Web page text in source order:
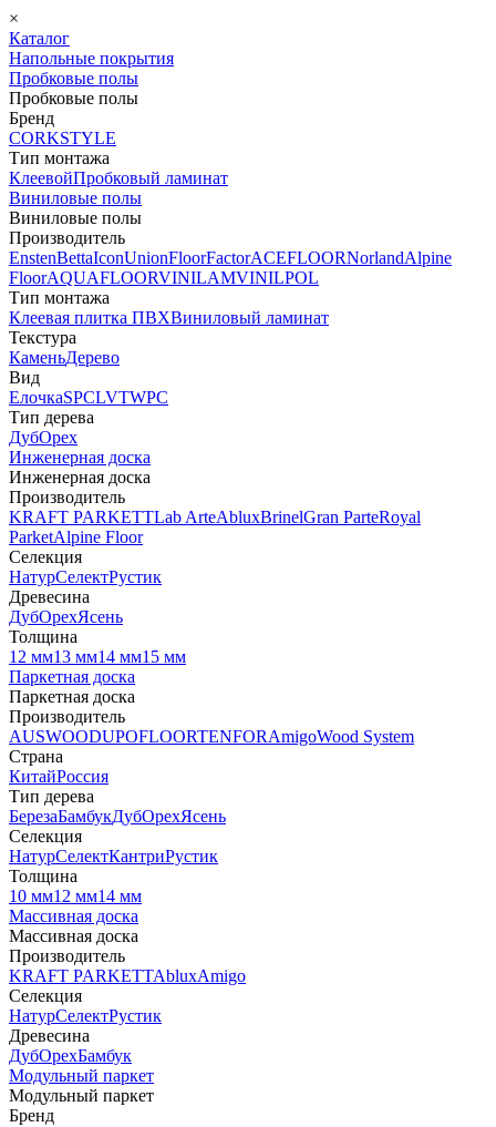
×
Каталог
Напольные покрытия
Пробковые полы
Пробковые полы
Бренд
CORKSTYLE
Тип монтажа
КлеевойПробковый ламинат
Виниловые полы
Виниловые полы
Производитель
EnstenBettaIconUnionFloorFactorACEFLOORNorlandAlpine
FloorAQUAFLOORVINILAMVINILPOL
Тип монтажа
Клеевая плитка ПВХВиниловый ламинат
Текстура
КаменьДерево
Вид
ЕлочкаSPCLVTWPC
Тип дерева
ДубОрех
Инженерная доска
Инженерная доска
Производитель
KRAFT PARKETTLab ArteAbluxBrinelGran ParteRoyal
ParketAlpine Floor
Селекция
НатурСелектРустик
Древесина
ДубОрехЯсень
Толщина
12 мм13 мм14 мм15 мм
Паркетная доска
Паркетная доска
Производитель
AUSWOODUPOFLOORTENFORAmigoWood System
Страна
КитайРоссия
Тип дерева
БерезаБамбукДубОрехЯсень
Селекция
НатурСелектКантриРустик
Толщина
10 мм12 мм14 мм
Массивная доска
Массивная доска
Производитель
KRAFT PARKETTAbluxAmigo
Селекция
НатурСелектРустик
Древесина
ДубОрехБамбук
Модульный паркет
Модульный паркет
Бренд